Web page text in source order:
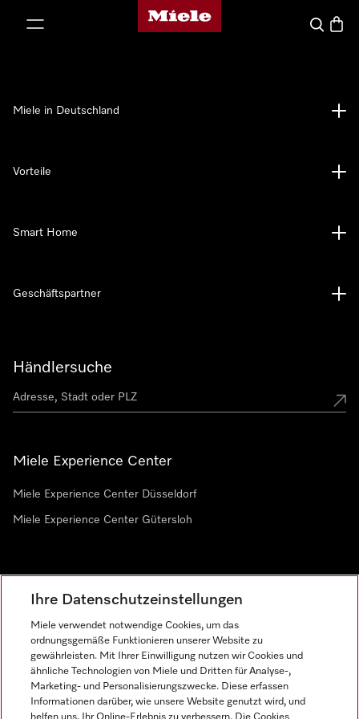
Miele-Homepage
Suche
Händlersuche
Miele Experience Center
Miele Experience Center Düsseldorf
Miele Experience Center Gütersloh
Miele in Deutschland
Vorteile
Smart Home
Geschäftspartner
Ihre Datenschutzeinstellungen
Miele verwendet notwendige Cookies, um das
ordnungsgemäße Funktionieren unserer Website zu
gewährleisten. Mit Ihrer Einwilligung nutzen wir Cookies und
ähnliche Technologien von Miele und Dritten für Analyse-,
Marketing- und Personalisierungszwecke. Diese erfassen
Informationen darüber, wie unsere Website genutzt wird, und